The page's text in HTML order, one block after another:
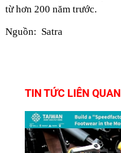
từ hơn 200 năm trước.
Nguồn: Satra
TIN TỨC LIÊN QUAN